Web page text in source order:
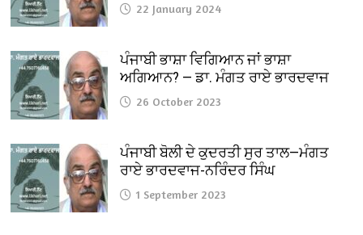
22 January 2024
ਪੰਜਾਬੀ ਭਾਸ਼ਾ ਵਿਗਿਆਨ ਜਾਂ ਭਾਸ਼ਾ
ਅਗਿਆਨ? — ਡਾ. ਮੰਗਤ ਰਾਏ ਭਾਰਦਵਾਜ
26 October 2023
ਪੰਜਾਬੀ ਬੋਲੀ ਦੇ ਕੁਦਰਤੀ ਸੁਰ ਤਾਲ—ਮੰਗਤ
ਰਾਏ ਭਾਰਦਵਾਜ-ਨਰਿੰਦਰ ਸਿੰਘ
1 September 2023